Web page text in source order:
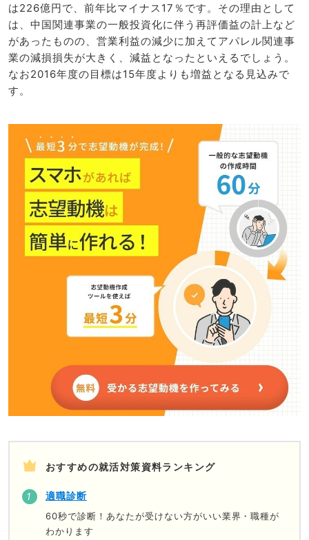
は226億円で、前年比マイナス17％です。その理由として
は、中国関連事業の一般投資化に伴う再評価益の計上など
があったものの、営業利益の減少に加えてアパレル関連事
業の減損損失が大きく、減益となったといえるでしょう。
なお2016年度の目標は15年度よりも増益となる見込みで
す。
おすすめの就活対策資料ランキング
適職診断
60秒で診断！あなたが受けない方がいい業界・職種が
わかります